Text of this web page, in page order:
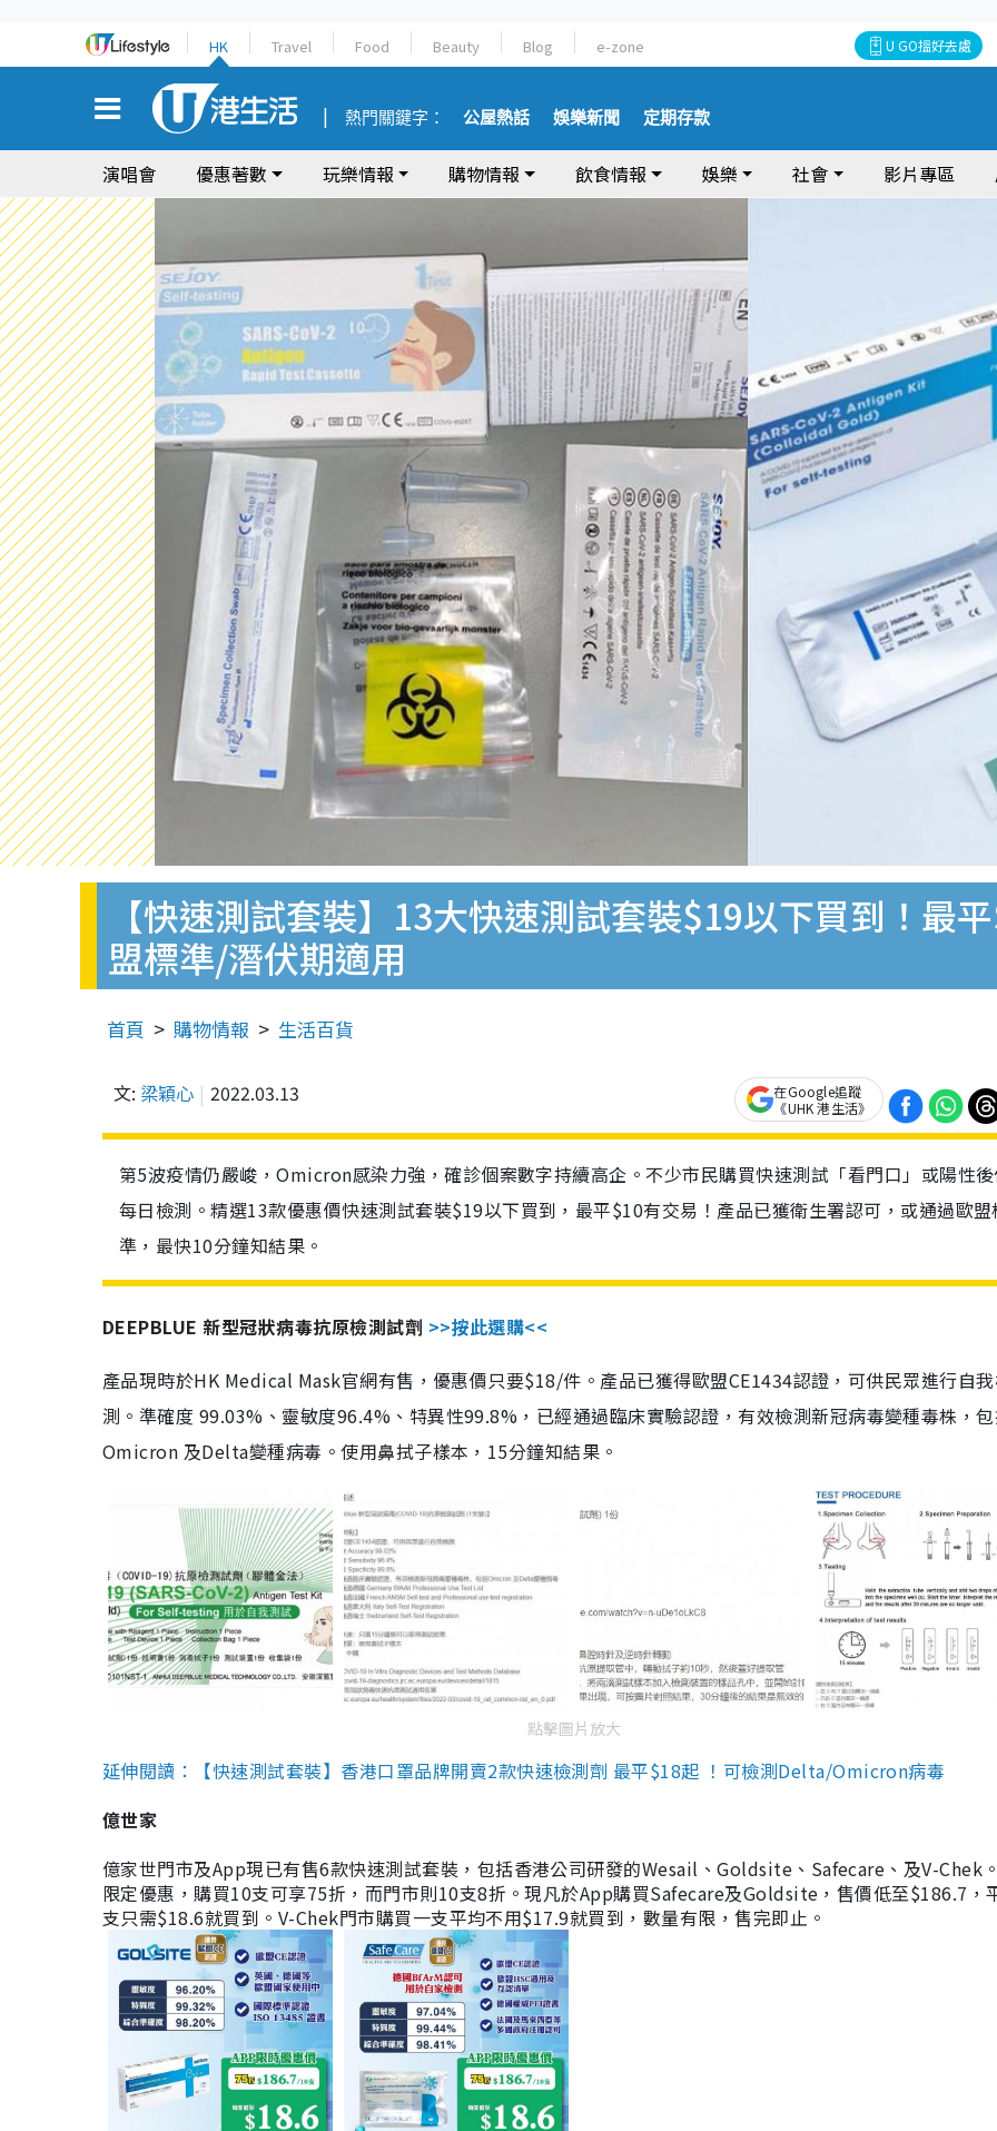
HK Travel Food Beauty Blog e-zone U GO搵好去處
熱門關鍵字： 公屋熱話 娛樂新聞 定期存款
演唱會 優惠著數 玩樂情報 購物情報 飲食情報 娛樂 社會 影片專區
【快速測試套裝】13大快速測試套裝$19以下買到！最
盟標準/潛伏期適用
首頁 購物情報 生活百貨
文: 梁穎心 2022.03.13
在Google追蹤
《UHK 港生活》
第5波疫情仍嚴峻，Omicron感染力強，確診個案數字持續高企。不少市民購買快速測試「看門口」或陽性
每日檢測。精選13款優惠價快速測試套裝$19以下買到，最平$10有交易！產品已獲衛生署認可，或通過歐盟
準，最快10分鐘知結果。
DEEPBLUE 新型冠狀病毒抗原檢測試劑 >>按此選購<<
產品現時於HK Medical Mask官網有售，優惠價只要$18/件。產品已獲得歐盟CE1434認證，可供民眾進行自
測。準確度 99.03%、靈敏度96.4%、特異性99.8%，已經通過臨床實驗認證，有效檢測新冠病毒變種毒株，
Omicron 及Delta變種病毒。使用鼻拭子樣本，15分鐘知結果。
點擊圖片放大
延伸閱讀：【快速測試套裝】香港口罩品牌開賣2款快速檢測劑 最平$18起 ！可檢測Delta/Omicron病毒
億世家
億家世門市及App現已有售6款快速測試套裝，包括香港公司研發的Wesail、Goldsite、Safecare、及V-Chek
限定優惠，購買10支可享75折，而門市則10支8折。現凡於App購買Safecare及Goldsite，售價低至$186.7，
支只需$18.6就買到。V-Chek門市購買一支平均不用$17.9就買到，數量有限，售完即止。